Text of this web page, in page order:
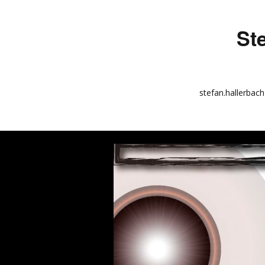
stefan.hallerbach
kunstquadrat.com
impressum